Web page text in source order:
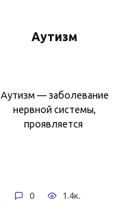
Аутизм
Аутизм — заболевание
нервной системы,
проявляется
0 1.4к.